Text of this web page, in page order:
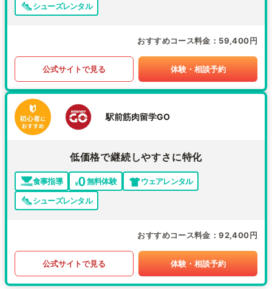
シューズレンタル
おすすめコース料金 59,400円
公式サイトで見る 体験・相談予約
駅前筋肉留学GO
低価格で継続しやすさに特化
食事指導 無料体験
ウェアレンタル
シューズレンタル
おすすめコース料金 92,400円
公式サイトで見る 体験・相談予約